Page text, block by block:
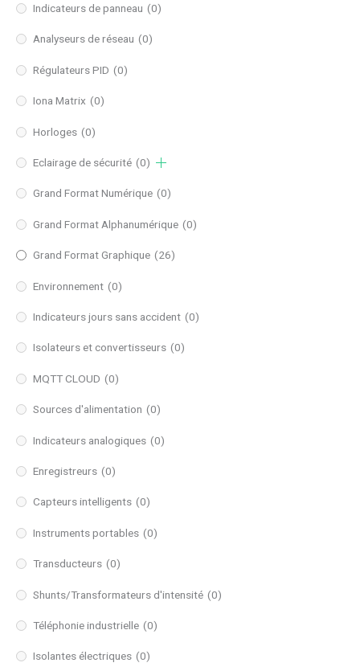
Indicateurs de panneau (0)
Analyseurs de réseau (0)
Régulateurs PID (0)
Iona Matrix (0)
Horloges (0)
Eclairage de sécurité (0)
Grand Format Numérique (0)
Grand Format Alphanumérique (0)
Grand Format Graphique (26)
Environnement (0)
Indicateurs jours sans accident (0)
Isolateurs et convertisseurs (0)
MQTT CLOUD (0)
Sources d'alimentation (0)
Indicateurs analogiques (0)
Enregistreurs (0)
Capteurs intelligents (0)
Instruments portables (0)
Transducteurs (0)
Shunts/Transformateurs d'intensité (0)
Téléphonie industrielle (0)
Isolantes électriques (0)